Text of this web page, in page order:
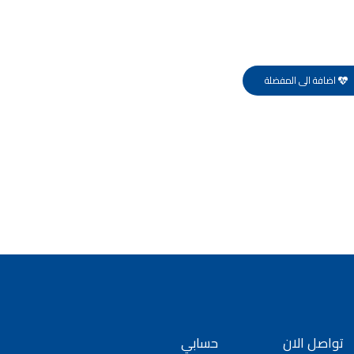
اضافة الى المفضلة
تواصل الان حسابي